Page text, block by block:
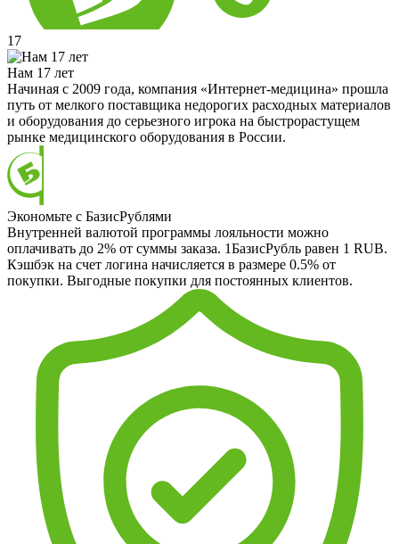
17
Нам 17 лет
Начиная с 2009 года, компания «Интернет-медицина» прошла
путь от мелкого поставщика недорогих расходных материалов
и оборудования до серьезного игрока на быстрорастущем
рынке медицинского оборудования в России.
Экономьте с БазисРублями
Внутренней валютой программы лояльности можно
оплачивать до 2% от суммы заказа. 1БазисРубль равен 1 RUB.
Кэшбэк на счет логина начисляется в размере 0.5% от
покупки. Выгодные покупки для постоянных клиентов.